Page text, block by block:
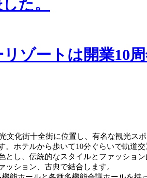
た。
ゾートは開業10
文化街十全街に位置し、有名な観光ス
ホテルから歩いて10分ぐらいで軌道
とし、伝統的なスタイルとファッショ
ション、古典で結合します。